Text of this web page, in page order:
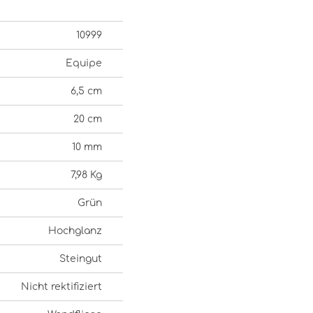
10999
Equipe
6,5 cm
20 cm
10 mm
7,98 Kg
Grün
Hochglanz
Steingut
Nicht rektifiziert